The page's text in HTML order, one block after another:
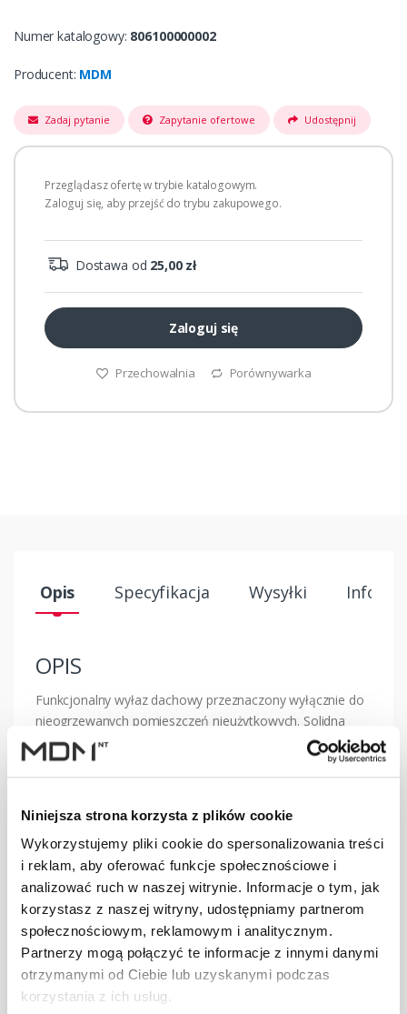
Niniejsza strona korzysta z plików cookie
Wykorzystujemy pliki cookie do spersonalizowania treści
i reklam, aby oferować funkcje społecznościowe i
analizować ruch w naszej witrynie. Informacje o tym, jak
korzystasz z naszej witryny, udostępniamy partnerom
społecznościowym, reklamowym i analitycznym.
Partnerzy mogą połączyć te informacje z innymi danymi
otrzymanymi od Ciebie lub uzyskanymi podczas
korzystania z ich usług.
Numer katalogowy: 806100000002
Producent: MDM
Zadaj pytanie Zapytanie ofertowe Udostępnij
Przeglądasz ofertę w trybie katalogowym.
Zaloguj się, aby przejść do trybu zakupowego.
Dostawa od 25,00 zł
Zaloguj się
Przechowalnia Porównywarka
Opis Specyfikacja Wysyłki
OPIS
Funkcjonalny wyłaz dachowy przeznaczony wyłącznie do
nieogrzewanych pomieszczeń nieużytkowych. Solidna
konstrukcja gwarantuje
bezproblemową eksploatację.
Wyposażony w praktyczne rozwiązania:
- ogranicznik blokujący skrzydło przy max. otwarciu;
- listwę kominiarską;
- wspornik dachówki;
- uniwersalny fartuch EPDM zintegrowany z ościeżnicą;
- kliny uszczelniające;
- możliwość otwierania na prawą lub lewą stronę.
Kąt montażu: 15 - 65 stopni.